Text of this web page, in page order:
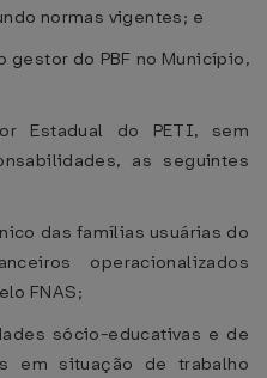
normas vigentes; e
do PBF no Município,
Estadual do PETI, sem
as seguintes
das famílias usuárias do
operacionalizados
FNAS;
sócio-educativas e de
em situação de trabalho